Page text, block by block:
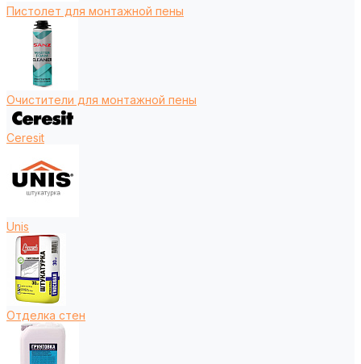
Пистолет для монтажной пены
Очистители для монтажной пены
Ceresit
Unis
Отделка стен